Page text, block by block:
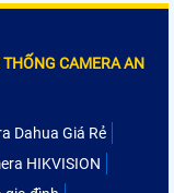
CAMERA AN
Dahua Giá Rẻ
HIKVISION